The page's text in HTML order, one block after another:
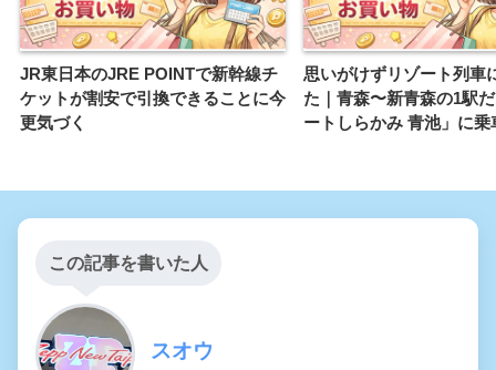
JR東日本のJRE POINTで新幹線チ
ケットが割安で引換できることに今
更気づく
思いがけずリゾート列車
た｜青森〜新青森の1駅
ートしらかみ 青池」に乗
この記事を書いた人
スオウ